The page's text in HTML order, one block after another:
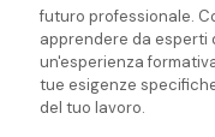
futuro professionale.
apprendere da esperti
un'esperienza
tue esigenze
del tuo lavoro.